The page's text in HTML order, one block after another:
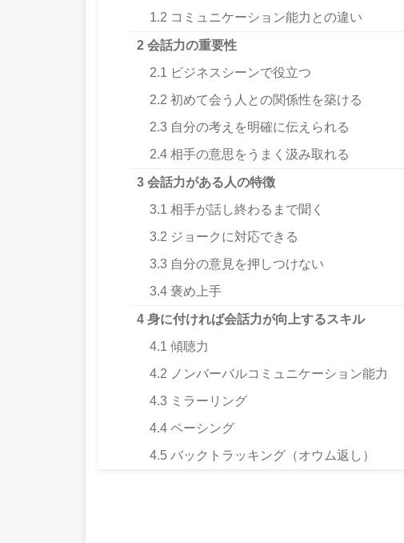
1.2 コミュニケーション能力との違い
2 会話力の重要性
2.1 ビジネスシーンで役立つ
2.2 初めて会う人との関係性を築ける
2.3 自分の考えを明確に伝えられる
2.4 相手の意思をうまく汲み取れる
3 会話力がある人の特徴
3.1 相手が話し終わるまで聞く
3.2 ジョークに対応できる
3.3 自分の意見を押しつけない
3.4 褒め上手
4 身に付ければ会話力が向上するスキル
4.1 傾聴力
4.2 ノンバーバルコミュニケーション能力
4.3 ミラーリング
4.4 ペーシング
4.5 バックトラッキング（オウム返し）